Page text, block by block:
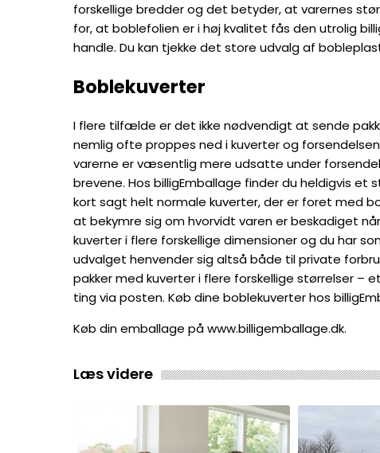
forskellige bredder og det betyder, at varernes
for, at boblefolien er i høj kvalitet fås den utrolig
handle. Du kan tjekke det store udvalg af
Boblekuverter
I flere tilfælde er det ikke nødvendigt at sende
nemlig ofte proppes ned i kuverter og
varerne er væsentlig mere udsatte under
brevene. Hos billigEmballage finder du heldigvis
kort sagt helt normale kuverter, der er foret med
at bekymre sig om hvorvidt varen er beskadiget
kuverter i flere forskellige dimensioner og du har
udvalget henvender sig altså både til private
pakker med kuverter i flere forskellige størrelser –
ting via posten. Køb dine boblekuverter hos
Køb din emballage på www.billigemballage.dk.
Læs videre